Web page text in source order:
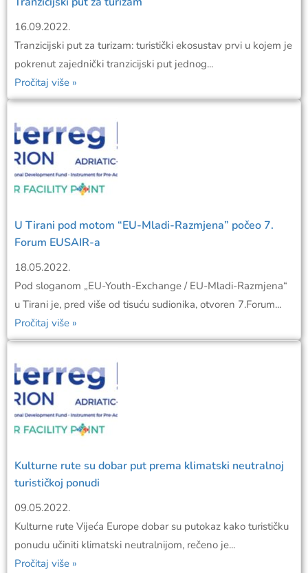
16.09.2022.
Tranzicijski put za turizam: turistički ekosustav prvi u kojem je
pokrenut zajednički tranzicijski put jednog...
Pročitaj više »
U Tirani pod motom “EU-Mladi-Razmjena” počeo 7.
Forum EUSAIR-a
18.05.2022.
Pod sloganom „EU-Youth-Exchange / EU-Mladi-Razmjena“
u Tirani je, pred više od tisuću sudionika, otvoren 7.Forum...
Pročitaj više »
Kulturne rute su dobar put prema klimatski neutralnoj
turističkoj ponudi
09.05.2022.
Kulturne rute Vijeća Europe dobar su putokaz kako turističku
ponudu učiniti klimatski neutralnijom, rečeno je...
Pročitaj više »